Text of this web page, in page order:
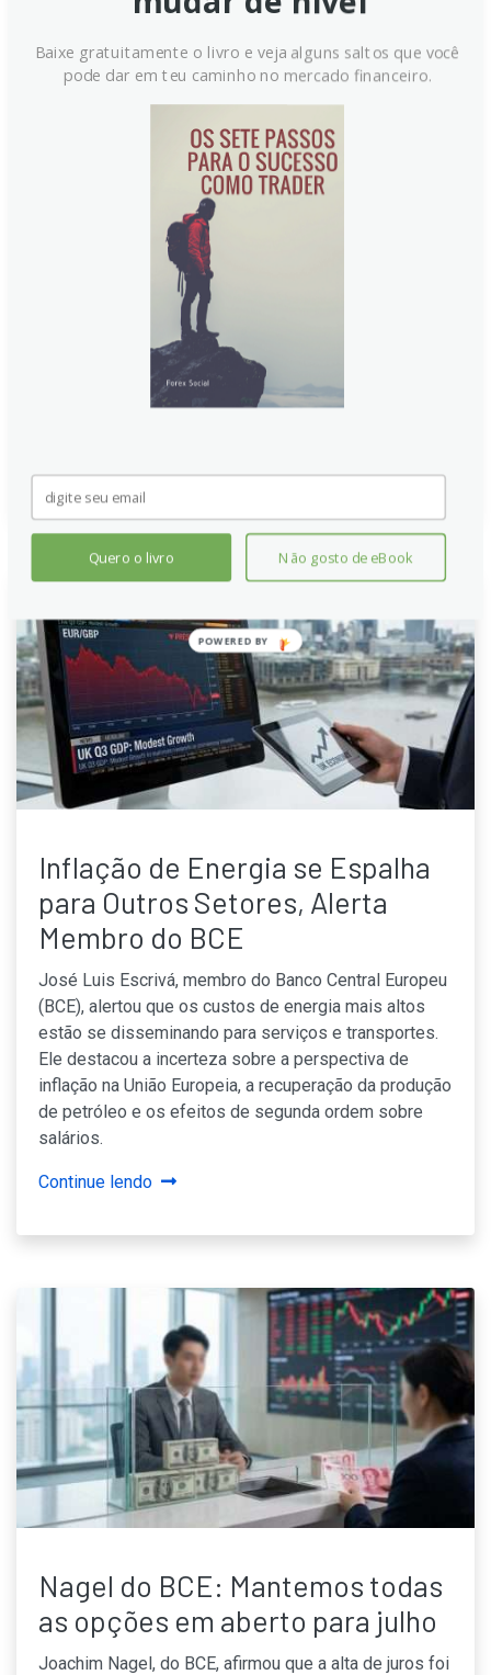
Banco Central Europeu deve
manter juros em meio à
desaceleração da inflação e
crescimento mais fraco
O Banco Central Europeu (BCE) deve manter as taxas
de juros inalteradas nesta quinta-feira, após um
aumento em junho. A atenção se volta para as
declarações da presidente Lagarde, em um cenário
de inflação em desaceleração, crescimento mais
fraco e recuo nos preços do petróleo, gerando riscos
Inflação de Energia se Espalha
para Outros Setores, Alerta
Membro do BCE
José Luis Escrivá, membro do Banco Central Europeu
(BCE), alertou que os custos de energia mais altos
estão se disseminando para serviços e transportes.
Ele destacou a incerteza sobre a perspectiva de
inflação na União Europeia, a recuperação da produção
de petróleo e os efeitos de segunda ordem sobre
salários.
Continue lendo
Nagel do BCE: Mantemos todas
as opções em aberto para julho
Joachim Nagel, do BCE, afirmou que a alta de juros foi
Baixe gratuitamente o livro e veja alguns saltos que você
pode dar em teu caminho no mercado financeiro.
Quero o livro Não gosto de eBook
POWERED
BY